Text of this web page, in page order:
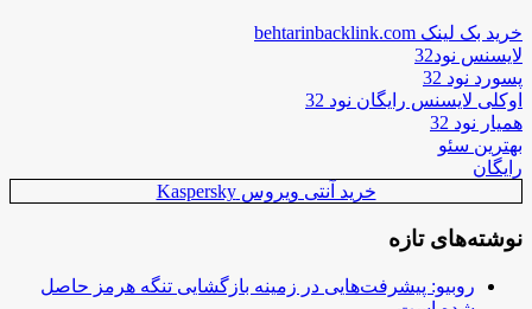
خرید بک لینک behtarinbacklink.com
لایسنس نود32
پسورد نود 32
اوکلی لایسنس رایگان نود 32
همیار نود 32
بهترین سئو
رایگان
خرید آنتی ویروس Kaspersky
نوشته‌های تازه
روبیو: پیشرفت‌هایی در زمینه بازگشایی تنگه هرمز حاصل